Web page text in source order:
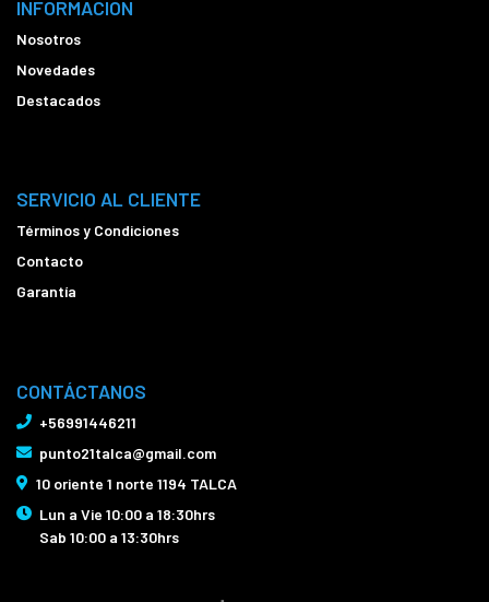
INFORMACIÓN
Nosotros
Novedades
Destacados
SERVICIO AL CLIENTE
Términos y Condiciones
Contacto
Garantía
CONTÁCTANOS
+56991446211
punto21talca@gmail.com
10 oriente 1 norte 1194 TALCA
Lun a Vie 10:00 a 18:30hrs
Sab 10:00 a 13:30hrs